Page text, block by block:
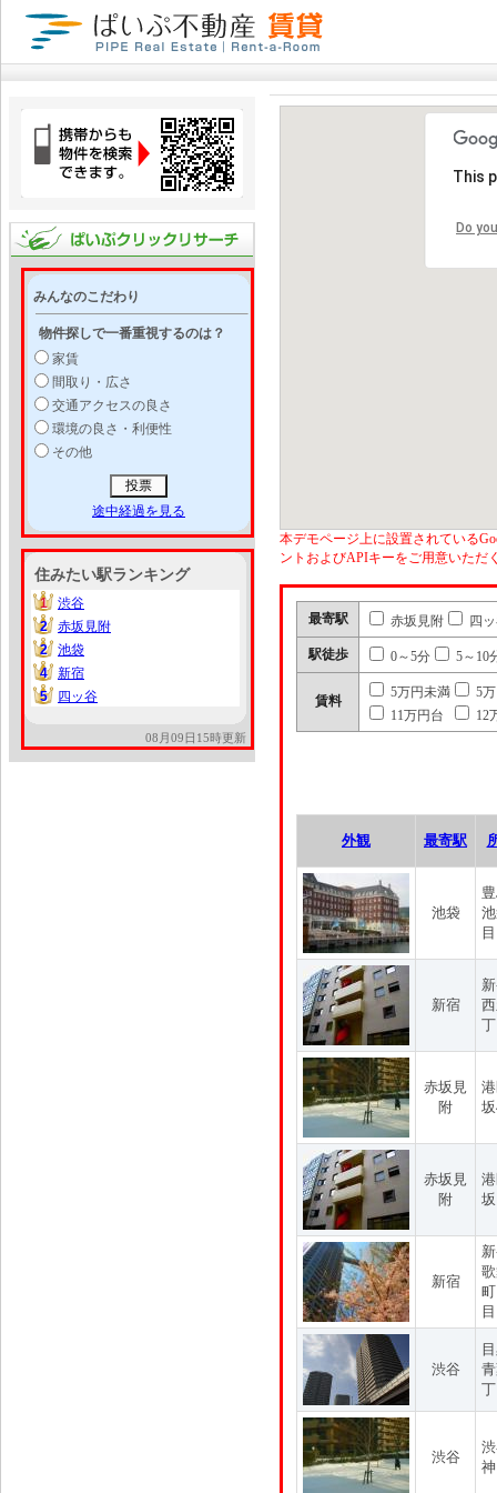
みんなのこだわり
物件探しで一番重視するのは？
家賃
間取り・広さ
交通アクセスの良さ
環境の良さ・利便性
その他
途中経過を見る
住みたい駅ランキング
1
1
渋谷
2
2
赤坂見附
2
2
池袋
4
4
新宿
5
5 四ッ谷
08月09日15時更新
This
Do
本デモページ上に設置されている
ントおよびAPIキーをご用意いただ
最寄駅 赤坂見附 四
駅徒歩 0～5分 5～10
賃料
5万円未満
5
11万円台
12
外観 最寄駅
池袋
新宿
赤坂見
附
赤坂見
附
新宿
目
渋谷
渋谷